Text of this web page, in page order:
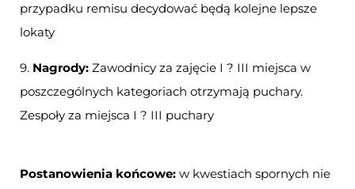
przypadku remisu decydować będą kolejne lepsze
lokaty
9. Nagrody: Zawodnicy za zajęcie I ? III miejsca w
poszczególnych kategoriach otrzymają puchary.
Zespoły za miejsca I ? III puchary
Postanowienia końcowe: w kwestiach spornych nie